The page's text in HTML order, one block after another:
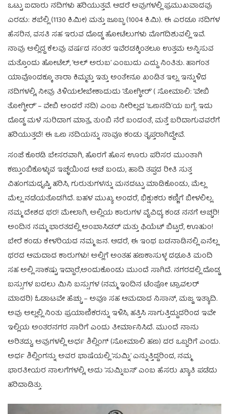
ಒಟ್ಟು ಐದಾರು ನದಿಗಳು ಹರಿಯುತ್ತವೆ. ಆದರೆ ಅವುಗಳಲ್ಲಿ ಪ್ರಮುಖವಾದವು
ಎರಡು: ಶಬೆಲ್ಲಿ (1130 ಕಿ.ಮೀ) ಮತ್ತು ಜೂಬ್ಬ (1004 ಕಿ.ಮಿ). ಈ ಎರಡೂ ನದಿಗಳ
ಹೆಸರಿನ, ವಸತಿ ಸಹ ಇರುವ ದೊಡ್ಡ ಹೋಟೆಲುಗಳು ಮೊಗದಿಶುವಲ್ಲಿ ಇವೆ.
ನಾವು ಅಲ್ಲಿದ್ದ ಕೆಲವು ವರ್ಷದ ನಂತರ ಇವೆರಡಕ್ಕಿಂತಲೂ ಉತ್ತಮ ಅನ್ನಿಸುವ
ಮತ್ತೊಂದು ಹೋಟೆಲ್, ‘ಅಲ್ ಅರುಬ’ ಎಂಬುದು ಎದ್ದು ನಿಂತಿತು. ಹಾಗಂತ
ಯಾವೊಂದಕ್ಕೂ ತಾರಾ ಕಿಮ್ಮತ್ತು ಇತ್ತು ಅಂತೇನೂ ಖಂಡಿತ ಇಲ್ಲ. ಇನ್ನುಳಿದ
ನದಿಗಳಲ್ಲಿ, ನೀವು ತಿಳಿಯಲೇಬೇಕಾದುದು ‘ತೋಗ್ಧೀರ್’ ( ಸೋಮಾಲಿ: ‘ವೇಬಿ
ತೋಗ್ಧೀರ್’ – ವೇಬಿ ಅಂದರೆ ನದಿ) ಎಂಬ ನೀರಿಲ್ಲದ ‘ಒಣನದಿ’ಯ ಬಗ್ಗೆ. ಇದು
ದೊಡ್ಡ ಮಳೆ ಸುರಿದಾಗ ಮಾತ್ರ, ತುಂಬಿ ನೆರೆ ಬಂದಂತೆ, ಮತ್ತೆ ಬರಿದಾಗುವವರೆಗೆ
ಹರಿಯುತ್ತದೆ! ಈ ಒಣ ನದಿಯನ್ನು ನಾವೂ ಕಂಡು ತೃಪ್ತರಾಗಿದ್ದೇವೆ.
ಸಂಜೆ ಕೊಠಡಿ ಬೇಸರವಾಗಿ, ಹೊರಗೆ ಹೊಸ ಊರು ಪರಿಸರ ಮುಂತಾಗಿ
ಕಣ್ತುಂಬಿಕೊಳ್ಳುವ ಇಚ್ಛೆಯಿಂದ ಆಚೆ ಬಂದು, ಹಾದಿ ತಪ್ಪದ ರೀತಿ ಸುತ್ತ
ವಿಹಂಗಮದೃಷ್ಟಿ ಹರಿಸಿ, ಗುರುತುಗಳನ್ನು ಮನದಟ್ಟು ಮಾಡಿಕೊಂಡು, ಮೆಲ್ಲ
ಮೆಲ್ಲ ನಡೆಯತೊಡಗಿದೆ. ಬಹಳ ಮುಖ್ಯ ಅಂದರೆ, ಭಿಕ್ಷುಕರು ಕಣ್ಣಿಗೆ ಬೀಳಲಿಲ್ಲ.
ನಮ್ಮ ದೇಶದ ಥರ! ಮೇಲಾಗಿ, ಅಲ್ಲಿಯ ಕಾರುಗಳ ವೈವಿಧ್ಯ ಕಂಡ ನನಗೆ ಅಚ್ಚರಿ!
ಅಂದಿನ ನಮ್ಮ ಭಾರತದಲ್ಲಿ ಅಂಬಾಸಿಡರ್ ಮತ್ತು ಫಿಯೆಟ್ ಬಿಟ್ಟರೆ, ಊಹುಂ!
ಬೇರೆ ಕಂಡು ಕೇಳರಿಯದ ನಮ್ಮ ಜನ. ಆದರೆ, ಈ ಇಂಥ ಬಡನಾಡಿನಲ್ಲಿ ಏನೆಲ್ಲ
ಥರದ ಆಮದಾದ ಕಾರುಗಳು! ಅಲ್ಲಿಗೆ ಅಂತಹ ಹಣಕಾಸುಳ್ಳ ದಢೂತಿ ಮಂದಿ
ಸಹ ಅಲ್ಲಿ ಸಾಕಷ್ಟು ಇದ್ದಾರೆ,ಅಂದುಕೊಂಡು ಮುಂದೆ ಸಾಗಿದೆ. ನಗರದಲ್ಲಿ ದೊಡ್ಡ
ಬಸ್ಸುಗಳ ಬದಲು ಮಿನಿ ಬಸ್ಸುಗಳ (ನಮ್ಮ ಇಂದಿನ ಟೆಂಪೋ ಟ್ರಾವಲರ್
ಮಾದರಿ) ಓಡಾಟವೇ ಹೆಚ್ಚು – ಅವೂ ಸಹ ಆಮದಾದ ನಿಸಾನ್, ಮಜ್ಡ ಇತ್ಯಾದಿ.
ಅವು ಅಲ್ಲಲ್ಲಿ ನಿಂತು ಪ್ರಯಾಣಿಕರನ್ನು ಇಳಿಸಿ, ಹತ್ತಿಸಿ ಸಾಗುತ್ತಿದ್ದುದರಿಂದ ಇವೇ
ಇಲ್ಲಿಯ ಅಂತರನಗರ ಸಾರಿಗೆ ಎಂದು ತೀರ್ಮಾನಿಸಿದೆ. ಮುಂದೆ ನಾನು
ಅರಿತದ್ದು, ಅವುಗಳಲ್ಲಿ ಅರ್ಧ ಶಿಲ್ಲಿಂಗ್ (ಸೋಮಾಲಿ ಹಣ) ದರ ಒಬ್ಬರಿಗೆ ಎಂದು.
ಅರ್ಧ ಶಿಲ್ಲಿಂಗನ್ನು ಅವರ ಭಾಷೆಯಲ್ಲಿ ‘ಸುಮ್ನಿ’ ಎನ್ನುತ್ತಿದ್ದರಿಂದ, ನಮ್ಮ
ಭಾರತೀಯರ ನಾಲಗೆಗಳಲ್ಲಿ, ಅದು ‘ಸುಮ್ನಿಬಸ್’ ಎಂಬ ಹೆಸರು ಖ್ಯಾತಿ ಪಡೆದು
ಹರಿದಾಡಿತ್ತು.